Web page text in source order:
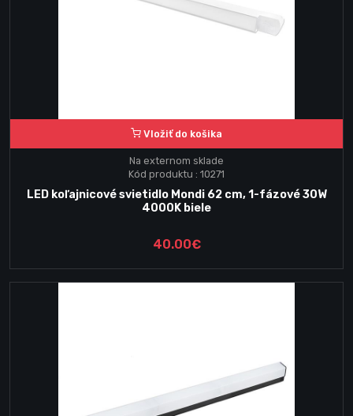
Vložiť do košika
Na externom sklade
Kód produktu : 10271
LED koľajnicové svietidlo Mondi 62 cm, 1-fázové 30W
4000K biele
40.00€